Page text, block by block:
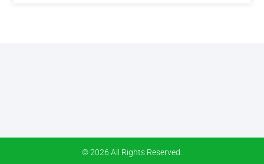
© 2026 All Rights Reserved.